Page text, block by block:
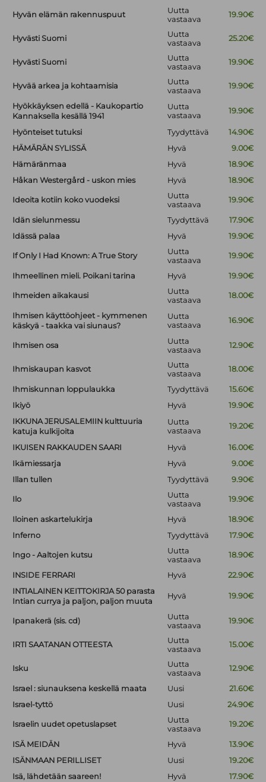
Hyvän elämän rakennuspuut
Uutta
vastaava
19.90€
Hyvästi Suomi
Uutta
vastaava
25.20€
Hyvästi Suomi
Uutta
vastaava
19.90€
Hyvää arkea ja kohtaamisia
Uutta
vastaava
19.90€
Hyökkäyksen edellä - Kaukopartio
Kannaksella kesällä 1941
Uutta
vastaava
19.90€
Hyönteiset tutuksi Tyydyttävä
14.90€
HÄMÄRÄN SYLISSÄ
Hyvä
9.00€
Hämäränmaa
Hyvä
18.90€
Håkan Westergård - uskon mies
Hyvä 18.90€
Ideoita kotiin koko vuodeksi
Uutta
vastaava
19.90€
Idän sielunmessu Tyydyttävä
17.90€
Idässä palaa
Hyvä 19.90€
If Only I Had Known: A True Story
Uutta
vastaava
19.90€
Ihmeellinen mieli. Poikani tarina Hyvä 19.90€
Ihmeiden aikakausi
Uutta
vastaava
18.00€
Ihmisen käyttöohjeet - kymmenen
käskyä - taakka vai siunaus?
Uutta
vastaava
16.90€
Ihmisen osa
Uutta
vastaava
12.90€
Ihmiskaupan kasvot
Uutta
vastaava
18.00€
Ihmiskunnan loppulaukka Tyydyttävä
15.60€
Ikiyö
Hyvä
19.90€
IKKUNA JERUSALEMIIN kulttuuria
katuja kulkijoita
Uutta
vastaava
19.20€
IKUISEN RAKKAUDEN SAARI Hyvä
16.00€
Ikämiessarja
Hyvä
9.00€
Illan tullen
Tyydyttävä 9.90€
Ilo
Uutta
vastaava
19.90€
Iloinen askartelukirja Hyvä
18.90€
Inferno
Tyydyttävä 17.90€
Ingo - Aaltojen kutsu
Uutta
vastaava
18.90€
INSIDE FERRARI Hyvä
22.90€
INTIALAINEN KEITTOKIRJA 50 parasta
Intian currya ja paljon, paljon muuta
Hyvä 19.90€
Ipanakerä (sis. cd)
Uutta
vastaava
19.90€
IRTI SAATANAN OTTEESTA
Uutta
vastaava
15.00€
Isku
Uutta
vastaava
12.90€
Israel : siunauksena keskellä maata Uusi
21.60€
Israel-tyttö
Uusi 24.90€
Israelin uudet opetuslapset
Uutta
vastaava
19.20€
ISÄ MEIDÄN Hyvä
13.90€
ISÄNMAAN PERILLISET
Uusi
19.20€
Isä, lähdetään saareen!
Hyvä
17.90€